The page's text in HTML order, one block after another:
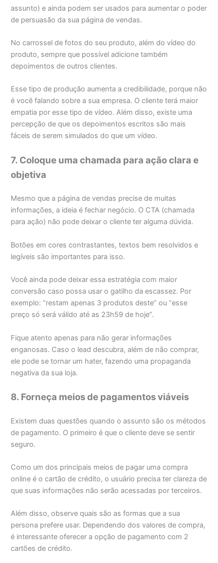
assunto) e ainda podem ser usados para aumentar o poder
de persuasão da sua página de vendas.
No carrossel de fotos do seu produto, além do vídeo do
produto, sempre que possível adicione também
depoimentos de outros clientes.
Esse tipo de produção aumenta a credibilidade, porque não
é você falando sobre a sua empresa. O cliente terá maior
empatia por esse tipo de vídeo. Além disso, existe uma
percepção de que os depoimentos escritos são mais
fáceis de serem simulados do que um vídeo.
7. Coloque uma chamada para ação clara e
objetiva
Mesmo que a página de vendas precise de muitas
informações, a ideia é fechar negócio. O CTA (chamada
para ação) não pode deixar o cliente ter alguma dúvida.
Botões em cores contrastantes, textos bem resolvidos e
legíveis são importantes para isso.
Você ainda pode deixar essa estratégia com maior
conversão caso possa usar o gatilho da escassez. Por
exemplo: “restam apenas 3 produtos deste” ou “esse
preço só será válido até as 23h59 de hoje”.
Fique atento apenas para não gerar informações
enganosas. Caso o lead descubra, além de não comprar,
ele pode se tornar um hater, fazendo uma propaganda
negativa da sua loja.
8. Forneça meios de pagamentos viáveis
Existem duas questões quando o assunto são os métodos
de pagamento. O primeiro é que o cliente deve se sentir
seguro.
Como um dos principais meios de pagar uma compra
online é o cartão de crédito, o usuário precisa ter clareza de
que suas informações não serão acessadas por terceiros.
Além disso, observe quais são as formas que a sua
persona prefere usar. Dependendo dos valores de compra,
é interessante oferecer a opção de pagamento com 2
cartões de crédito.